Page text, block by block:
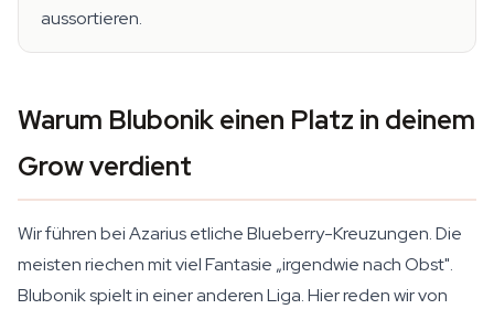
aussortieren.
Warum Blubonik einen Platz in deinem
Grow verdient
Wir führen bei Azarius etliche Blueberry-Kreuzungen. Die
meisten riechen mit viel Fantasie „irgendwie nach Obst".
Blubonik spielt in einer anderen Liga. Hier reden wir von